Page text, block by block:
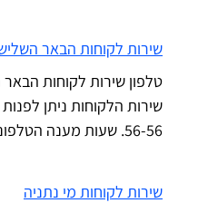
שירות לקוחות הבאר
טלפון שירות לקוחות
56-56. שעות מענה הטלפוני: ימים א'…
שירות לקוחות מי נתניה